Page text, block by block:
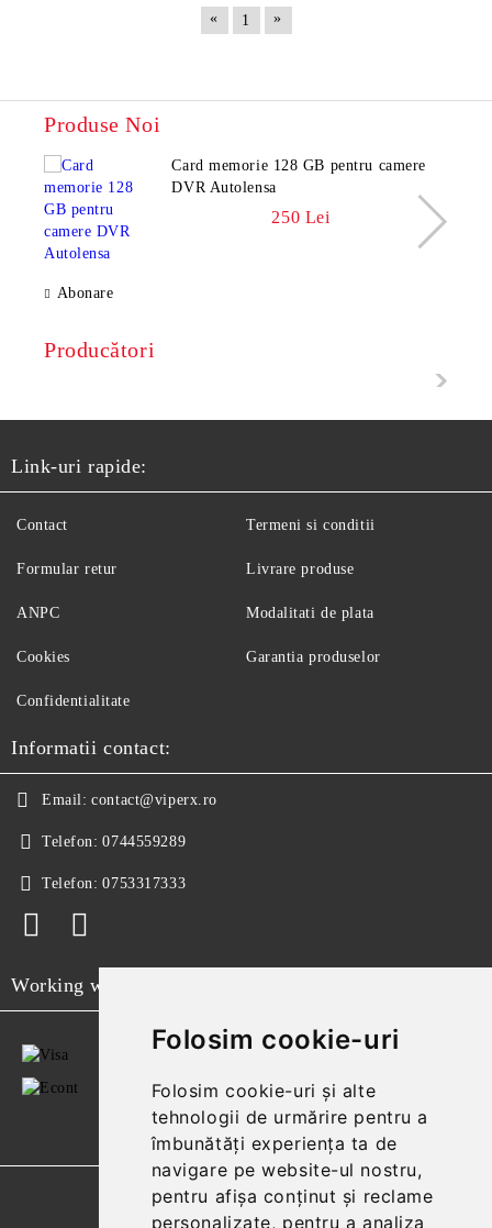
Folosim cookie-uri
Folosim cookie-uri și alte
tehnologii de urmărire pentru a
îmbunătăți experiența ta de
navigare pe website-ul nostru,
pentru afișa conținut și reclame
personalizate, pentru a analiza
«
1 »
Produse Noi
Card memorie 128 GB pentru camere
DVR Autolensa
250 Lei
Abonare
Producători
Link-uri rapide:
Contact
Formular retur
ANPC
Cookies
Termeni si conditii
Livrare produse
Modalitati de plata
Garantia produselor
Confidentialitate
Informatii contact:
Email: contact@viperx.ro
Telefon: 0744559289
Telefon: 0753317333
Working with
GDPR